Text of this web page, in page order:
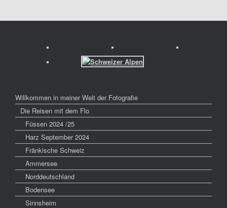
Willkommen in meiner Welt der Fotografie
Die Reisen mit dem Flo
Füssen 2024 /25
Harz September 2024
Fränkische Schweiz
Ammersee
Norddeutschland
Bodensee
Sinnsheim